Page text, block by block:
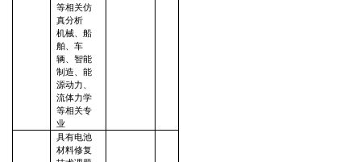
等相关仿
真分析
机械、船
舶、车
辆、智能
制造、能
源动力、
流体力学
等相关专
业
具有电池
材料修复